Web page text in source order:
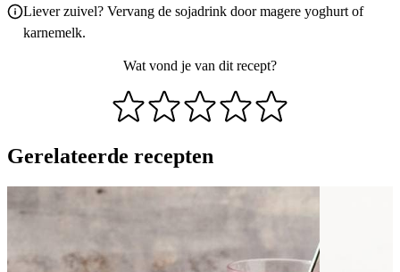
Liever zuivel? Vervang de sojadrink door magere yoghurt of
karnemelk.
Wat vond je van dit recept?
Gerelateerde recepten